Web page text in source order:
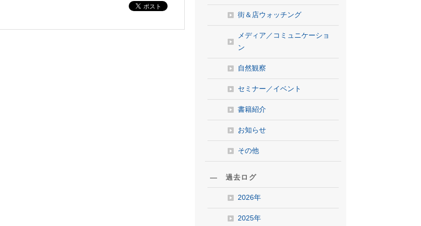
街＆店ウォッチング
メディア／コミュニケーショ
ン
自然観察
セミナー／イベント
書籍紹介
お知らせ
その他
― 過去ログ
2026年
2025年